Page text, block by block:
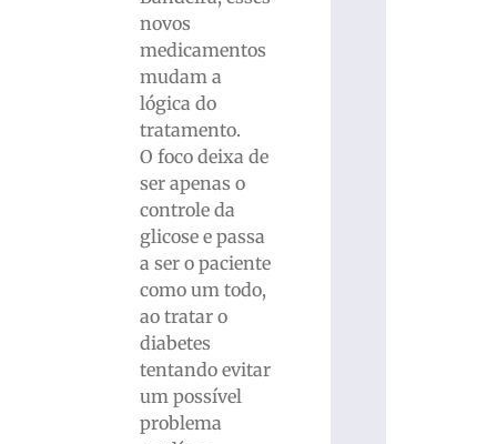
novos
medicamentos
mudam a
lógica do
tratamento.
O foco deixa de
ser apenas o
controle da
glicose e passa
a ser o paciente
como um todo,
ao tratar o
diabetes
tentando evitar
um possível
problema